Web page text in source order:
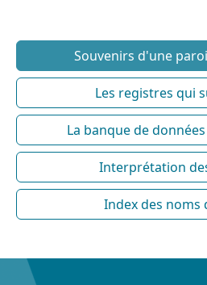
Souvenirs d'une
Les registres qui
La banque de
Interprétation
Index des noms